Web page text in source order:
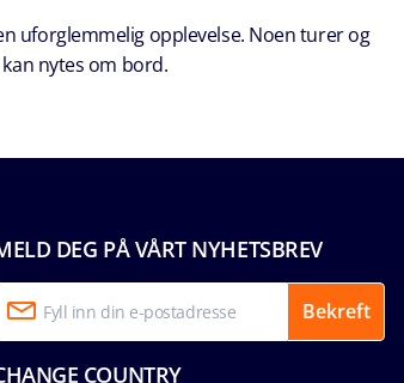
uforglemmelig opplevelse. Noen turer og
nytes om bord.
DEG PÅ VÅRT NYHETSBREV
Bekreft
COUNTRY